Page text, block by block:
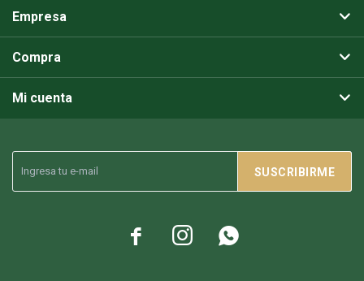
SUSCRIBIRME
  
Empresa
Compra
Mi cuenta